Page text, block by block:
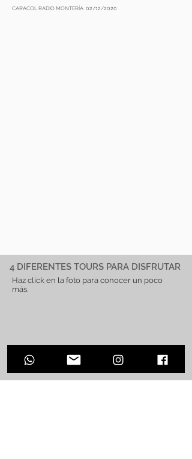
CARACOL RADIO MONTERÍA 02/12/2020
4 DIFERENTES TOURS PARA DISFRUTAR
Haz click en la foto para conocer un poco
más.